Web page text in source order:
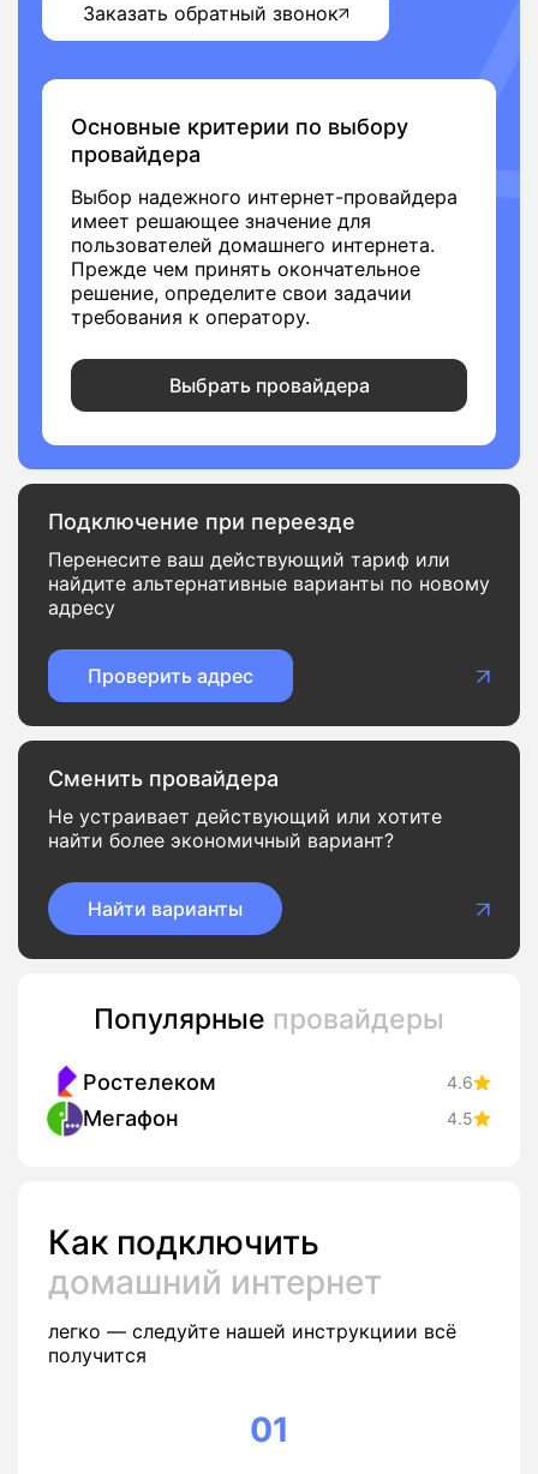
Заказать обратный звонок
Основные критерии по выбору
провайдера
Выбор надежного интернет-провайдера
имеет решающее значение для
пользователей домашнего интернета.
Прежде чем принять окончательное
решение, определите свои задачии
требования к оператору.
Выбрать провайдера
Подключение при переезде
Перенесите ваш действующий тариф или
найдите альтернативные варианты по новому
адресу
Проверить адрес
Сменить провайдера
Не устраивает действующий или хотите
найти более экономичный вариант?
Найти варианты
Популярные провайдеры
Ростелеком 4.6
Мегафон 4.5
Как подключить
домашний интернет
легко — следуйте нашей инструкциии всё
получится
01